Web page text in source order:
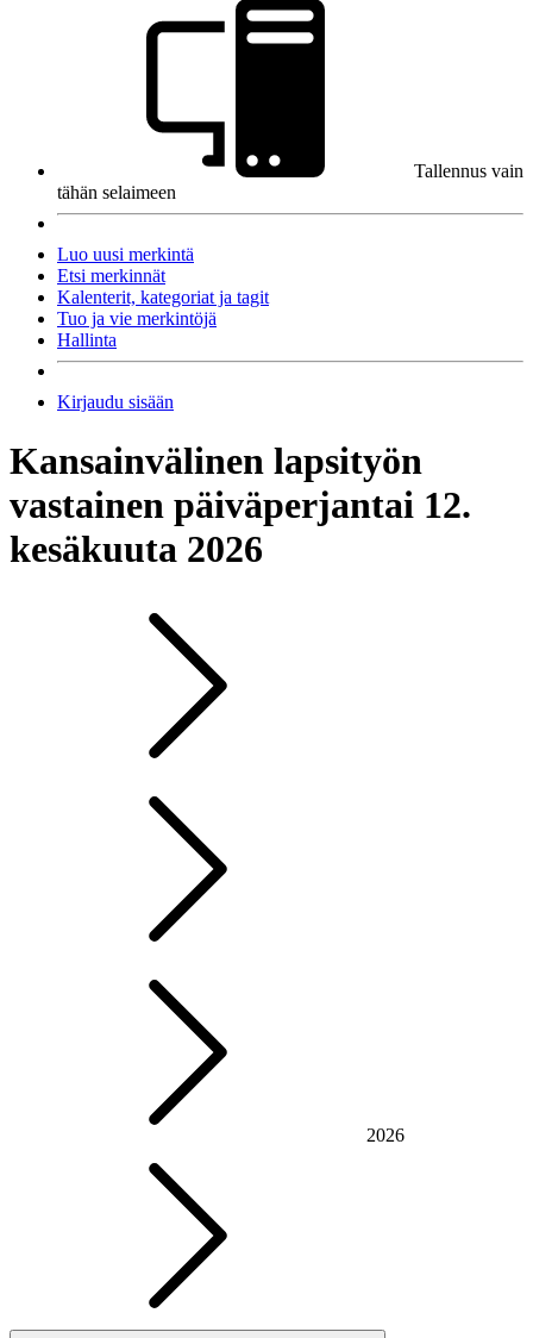
Tallennus vain
tähän selaimeen
Luo uusi merkintä
Etsi merkinnät
Kalenterit, kategoriat ja tagit
Tuo ja vie merkintöjä
Hallinta
Kirjaudu sisään
Kansainvälinen lapsityön
vastainen päiväperjantai 12.
kesäkuuta 2026
2026